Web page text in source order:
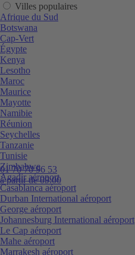
01 70 70 96 53
à partir de 09:00
Villes populaires
Afrique du Sud
Botswana
Cap-Vert
Égypte
Kenya
Lesotho
Maroc
Maurice
Mayotte
Namibie
Réunion
Seychelles
Tanzanie
Tunisie
Zimbabwe
Agadir aéroport
Casablanca aéroport
Durban International aéroport
George aéroport
Johannesburg International aéroport
Le Cap aéroport
Mahe aéroport
Marrakesh aéroport